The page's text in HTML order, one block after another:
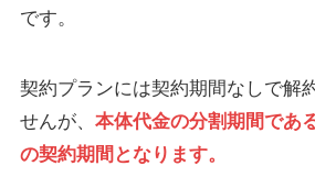
です。
契約プランには契約期間なしで解
せんが、 本体代金の分割期間であ
の契約期間となります。